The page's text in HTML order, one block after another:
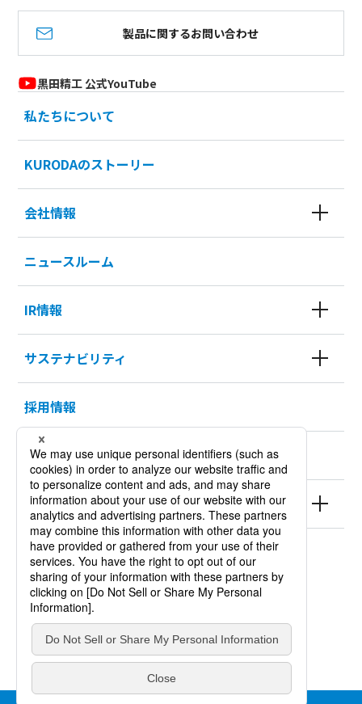
製品に関するお問い合わせ
黒田精工 公式YouTube
私たちについて
KURODAのストーリー
会社情報
ニュースルーム
IR情報
サステナビリティ
採用情報
KURODA HISTORY 100
製品情報
サイトポリシー
個人情報保護方針
サイトマップ